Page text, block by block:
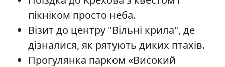
пікніком просто неба.
Візит до центру "Вільні крила", де
дізналися, як рятують диких птахів.
Прогулянка парком «Високий